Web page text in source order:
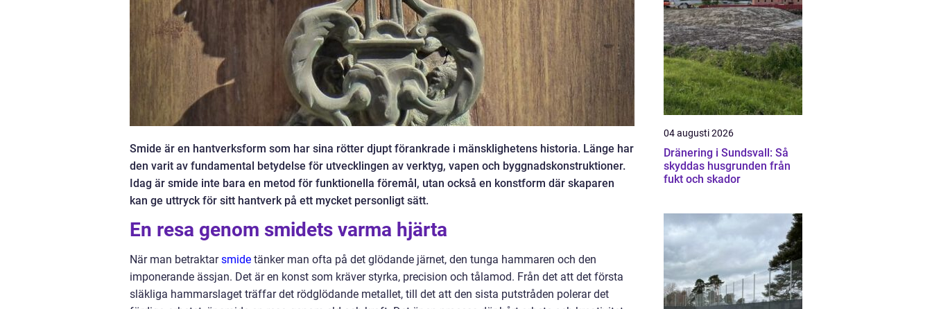
Smide är en hantverksform som har sina rötter djupt förankrade i mänsklighetens historia. Länge har
den varit av fundamental betydelse för utvecklingen av verktyg, vapen och byggnadskonstruktioner.
Idag är smide inte bara en metod för funktionella föremål, utan också en konstform där skaparen
kan ge uttryck för sitt hantverk på ett mycket personligt sätt.
En resa genom smidets varma hjärta
När man betraktarsmide tänker man ofta på det glödande järnet, den tunga hammaren och den
imponerande ässjan. Det är en konst som kräver styrka, precision och tålamod. Från det att det första
släkliga hammarslaget träffar det rödglödande metallet, till det att den sista putstråden polerar det
04 augusti 2026
Dränering i Sundsvall: Så
skyddas husgrunden från
fukt och skador